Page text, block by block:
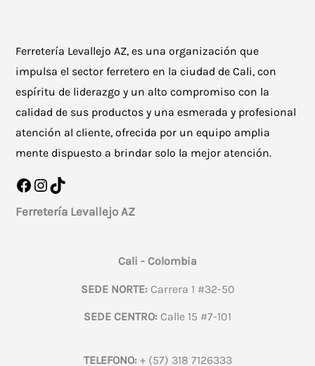
Ferretería Levallejo AZ, es una organización que
impulsa el sector ferretero en la ciudad de Cali, con
espíritu de liderazgo y un alto compromiso con la
calidad de sus productos y una esmerada y profesional
atención al cliente, ofrecida por un equipo amplia
mente dispuesto a brindar solo la mejor atención.
Facebook
Instagram
TikTok
Ferretería Levallejo AZ
Cali - Colombia
SEDE NORTE:Carrera 1 #32-50
SEDE CENTRO: Calle 15 #7-101
TELEFONO:+ (57) 318 7126333